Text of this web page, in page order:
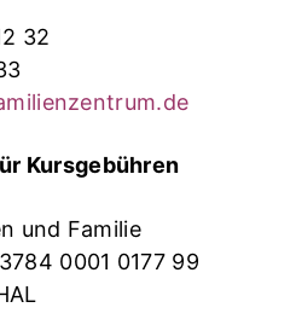
32
Kursgebühren
und Familie
0001 0177 99